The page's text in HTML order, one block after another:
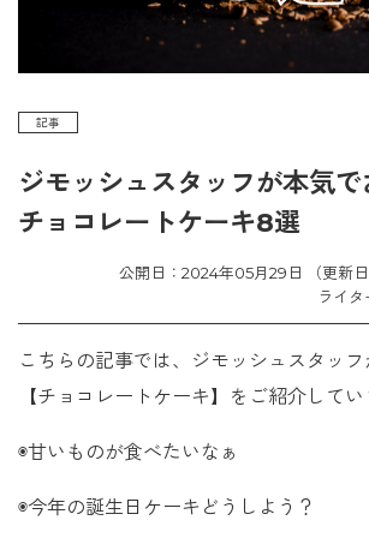
記事
ジモッシュスタッフが本気
チョコレートケーキ8選
公開日：2024年05月29日 （更新
ライ
こちらの記事では、ジモッシュスタッ
【チョコレートケーキ】をご紹介してい
◉甘いものが食べたいなぁ
◉今年の誕生日ケーキどうしよう？